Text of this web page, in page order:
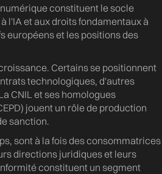
constituent le socle
l'IA et aux droits fondamentaux à
européens et les positions des
Certains se positionnent
technologiques, d'autres
CNIL et ses homologues
jouent un rôle de production
sanction.
sont à la fois des consommatrices
directions juridiques et leurs
constituent un segment